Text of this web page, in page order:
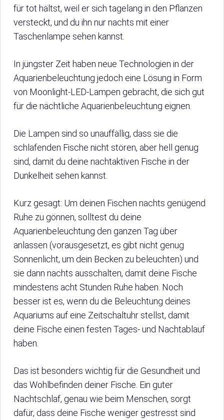
für tot hältst, weil er sich tagelang in den Pflanzen
versteckt, und du ihn nur nachts mit einer
Taschenlampe sehen kannst.
In jüngster Zeit haben neue Technologien in der
Aquarienbeleuchtung jedoch eine Lösung in Form
von Moonlight-LED-Lampen gebracht, die sich gut
für die nächtliche Aquarienbeleuchtung eignen.
Die Lampen sind so unauffällig, dass sie die
schlafenden Fische nicht stören, aber hell genug
sind, damit du deine nachtaktiven Fische in der
Dunkelheit sehen kannst.
Kurz gesagt: Um deinen Fischen nachts genügend
Ruhe zu gönnen, solltest du deine
Aquarienbeleuchtung den ganzen Tag über
anlassen (vorausgesetzt, es gibt nicht genug
Sonnenlicht, um dein Becken zu beleuchten) und
sie dann nachts ausschalten, damit deine Fische
mindestens acht Stunden Ruhe haben. Noch
besser ist es, wenn du die Beleuchtung deines
Aquariums auf eine Zeitschaltuhr stellst, damit
deine Fische einen festen Tages- und Nachtablauf
haben.
Das ist besonders wichtig für die Gesundheit und
das Wohlbefinden deiner Fische. Ein guter
Nachtschlaf, genau wie beim Menschen, sorgt
dafür, dass deine Fische weniger gestresst sind